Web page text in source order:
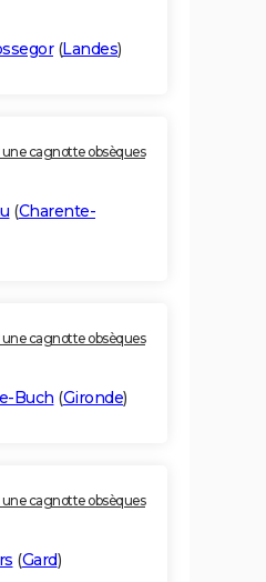
(Landes)
une cagnotte obsèques
(Charente-
une cagnotte obsèques
Buch (Gironde)
une cagnotte obsèques
(Gard)